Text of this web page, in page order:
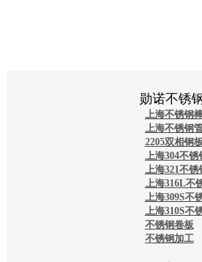
勋诺不锈
上海不锈钢
上海不锈钢
2205双相钢
上海304不锈
上海321不锈
上海316L不
上海309S不
上海310S不
不锈钢卷板
不锈钢加工